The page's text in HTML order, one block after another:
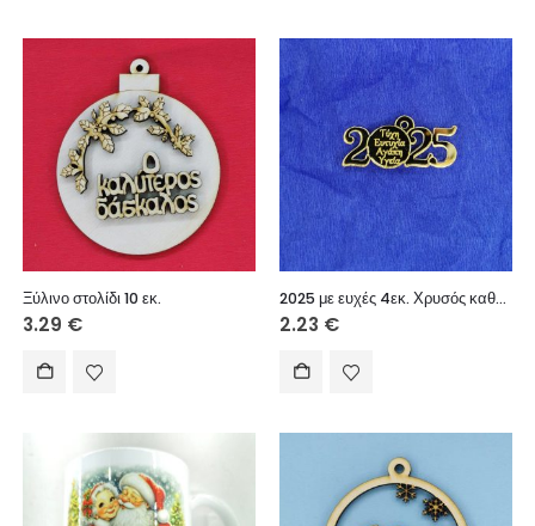
Ξύλινο στολίδι 10 εκ.
3.29 €
2025 με ευχές 4εκ. Χρυσός καθρέφτης 5τεμ.
2.23 €